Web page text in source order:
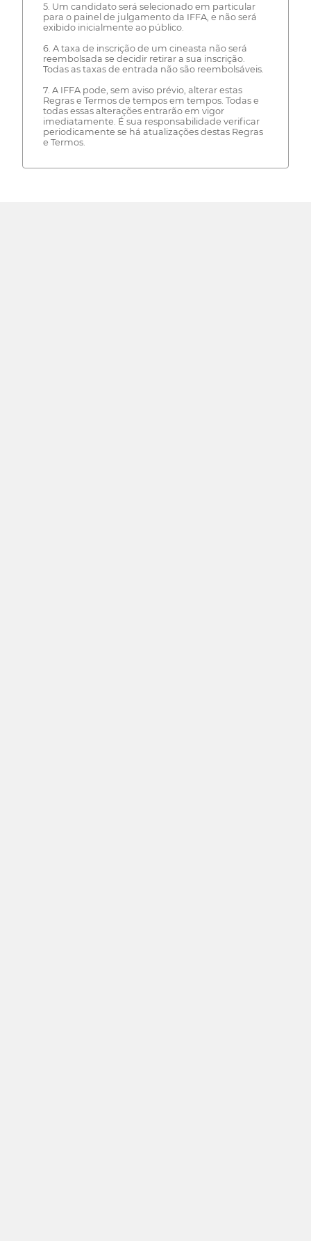
5. Um candidato será selecionado em particular
para o painel de julgamento da IFFA, e não será
exibido inicialmente ao público.
6. A taxa de inscrição de um cineasta não será
reembolsada se decidir retirar a sua inscrição.
Todas as taxas de entrada não são reembolsáveis.
7. A IFFA pode, sem aviso prévio, alterar estas
Regras e Termos de tempos em tempos. Todas e
todas essas alterações entrarão em vigor
imediatamente. É sua responsabilidade verificar
periodicamente se há atualizações destas Regras
e Termos.